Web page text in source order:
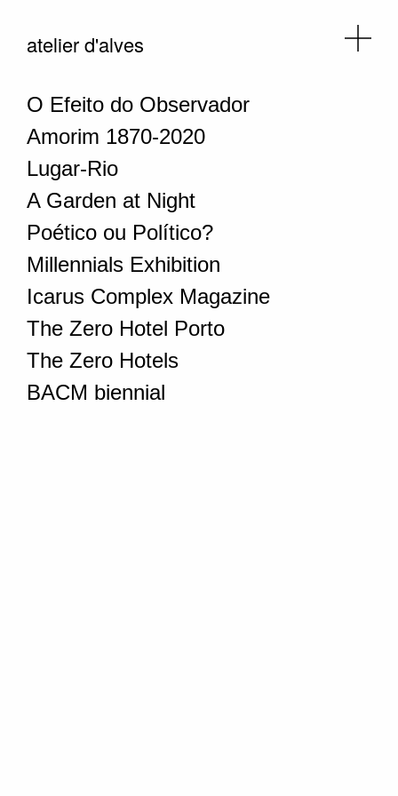
atelier d'alves
O Efeito do Observador
Amorim 1870-2020
Lugar-Rio
A Garden at Night
Poético ou Político?
Millennials Exhibition
Icarus Complex Magazine
The Zero Hotel Porto
The Zero Hotels
BACM biennial